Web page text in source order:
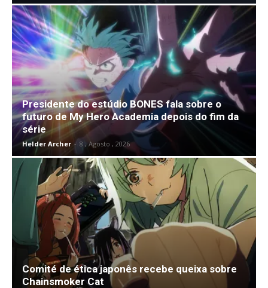
Presidente do estúdio BONES fala sobre o
futuro de My Hero Academia depois do fim da
série
Helder Archer - 8 , Agosto , 2026
Comité de ética japonês recebe queixa sobre
Chainsmoker Cat